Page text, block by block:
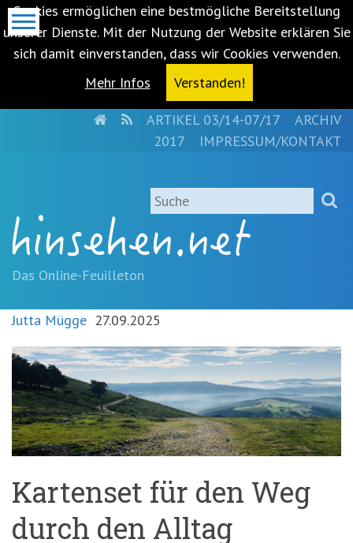
Cookies ermöglichen eine bestmögliche Bereitstellung
unserer Dienste. Mit der Nutzung der Website erklären Sie
sich damit einverstanden, dass wir Cookies verwenden.
Mehr Infos
Verstanden!
springen
(Accesskey
'1')Zur
springen
'3')Zur
springen
(Accesskey
'2')
HOMERSSARTIKEL 03/14-07/17
ARCHIV
2017
IMPRESSUM/KONTAKT
Suche
Das Online-Feuilleton
Jutta Mügge 27.09.2025
Kartenset für den Weg
durch den Alltag